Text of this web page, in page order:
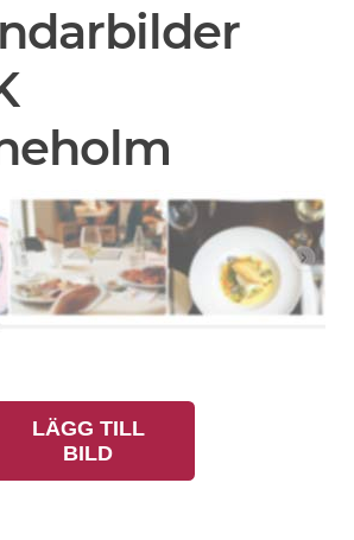
LÄGG TILL
BILD